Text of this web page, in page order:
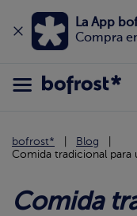
La App
Compra
bofrost*
Blog
Comida tradicional para
Comida